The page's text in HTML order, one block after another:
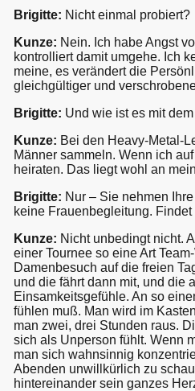
Brigitte: Nicht einmal probiert?
Kunze: Nein. Ich habe Angst
kontrolliert damit umgehe. Ich
meine, es verändert die
gleichgültiger und
Brigitte: Und wie ist es mit
Kunze: Bei den Heavy-Metal-
Männer sammeln. Wenn ich
heiraten. Das liegt wohl an
Brigitte: Nur – Sie nehmen
keine Frauenbegleitung.
Kunze: Nicht unbedingt nicht.
einer Tournee so eine Art
Damenbesuch auf die freien
und die fährt dann mit, und die
Einsamkeitsgefühle. An so
fühlen muß. Man wird im
man zwei, drei Stunden raus.
sich als Unperson fühlt. Wenn
man sich wahnsinnig
Abenden unwillkürlich zu
hintereinander sein ganzes